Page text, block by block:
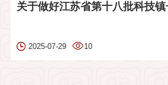
2025-07-29 10